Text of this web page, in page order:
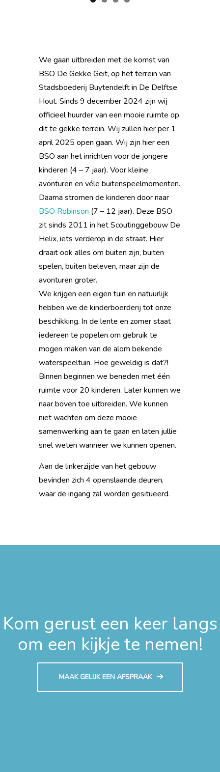
We gaan uitbreiden met de komst van
BSO De Gekke Geit, op het terrein van
Stadsboederij Buytendelft in De Delftse
Hout. Sinds 9 december 2024 zijn wij
officieel huurder van een mooie ruimte op
dit te gekke terrein. Wij zullen hier per 1
april 2025 open gaan. Wij zijn hier een
BSO aan het inrichten voor de jongere
kinderen (4 – 7 jaar). Voor kleine
avonturen en véle buitenspeelmomenten.
Daarna stromen de kinderen door naar
BSO Robinson (7 – 12 jaar). Deze BSO
zit sinds 2011 in het Scoutinggebouw De
Helix, iets verderop in de straat. Hier
draait ook alles om buiten zijn, buiten
spelen, buiten beleven, maar zijn de
avonturen groter.
We krijgen een eigen tuin en natuurlijk
hebben we de kinderboerderij tot onze
beschikking. In de lente en zomer staat
iedereen te popelen om gebruik te
mogen maken van de alom bekende
waterspeeltuin. Hoe geweldig is dat?!
Binnen beginnen we beneden met één
ruimte voor 20 kinderen. Later kunnen we
naar boven toe uitbreiden. We kunnen
niet wachten om deze mooie
samenwerking aan te gaan en laten jullie
snel weten wanneer we kunnen openen.
Aan de linkerzijde van het gebouw
bevinden zich 4 openslaande deuren,
waar de ingang zal worden gesitueerd.
Kom gerust een keer langs
om een kijkje te nemen!
MAAK GELIJK EEN AFSPRAAK